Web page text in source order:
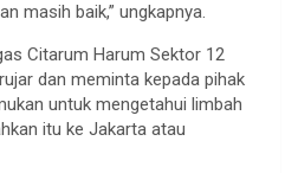
masih baik,” ungkapnya.
Citarum Harum Sektor 12
dan meminta kepada pihak
untuk mengetahui limbah
itu ke Jakarta atau